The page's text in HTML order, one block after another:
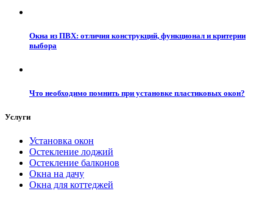
Окна из ПВХ: отличия конструкций, функционал и критерии
выбора
Что необходимо помнить при установке пластиковых окон?
Услуги
Установка окон
Остекление лоджий
Остекление балконов
Окна на дачу
Окна для коттеджей